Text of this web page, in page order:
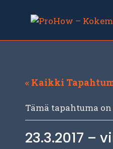
sisältöön
« Kaikki
Tämä tapahtuma
23.3.2017 –